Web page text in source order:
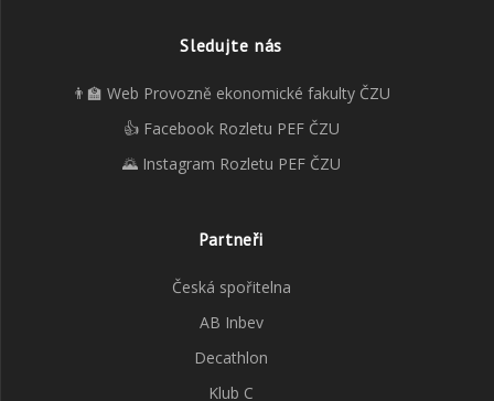
Sledujte nás
👨‍🏫 Web Provozně ekonomické fakulty ČZU
👍 Facebook Rozletu PEF ČZU
🌄 Instagram Rozletu PEF ČZU
Partneři
Česká spořitelna
AB Inbev
Decathlon
Klub C